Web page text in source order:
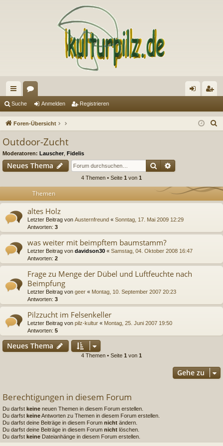
ch
ne
riff
en m ist
Suche Anmelden Registrieren
Foren-Übersicht
Outdoor-Zucht
Moderatoren: Lauscher Fidelis
Neues Thema Suche
4 Themen • Seite 1 von 1
Themen
altes Holz
Letzter Beitrag von Austernfreund « Sonntag, 17. Mai 2009 12:29
Antworten: 3
was weiter mit beimpftem baumstamm?
Letzter Beitrag von davidson30 « Samstag, 04. Oktober 2008 16:47
Antworten: 2
Frage zu Menge der Dübel und Luftfeuchte nach
Beimpfung
Letzter Beitrag von geer « Montag, 10. September 2007 20:23
Antworten: 3
Pilzzucht im Felsenkeller
Letzter Beitrag von pilz-kultur « Montag, 25. Juni 2007 19:50
Antworten: 5
Neues Thema
4 Themen • Seite 1 von 1
Gehe zu
Berechtigungen in diesem Forum
Du darfst keine neuen Themen in diesem Forum erstellen.
Du darfst keineAntworten zu Themen in diesem Forum erstellen.
Du darfst deine Beiträge in diesem Forum nicht ändern.
Du darfst deine Beiträge in diesem Forum nicht löschen.
Du darfst keine Dateianhänge in diesem Forum erstellen.